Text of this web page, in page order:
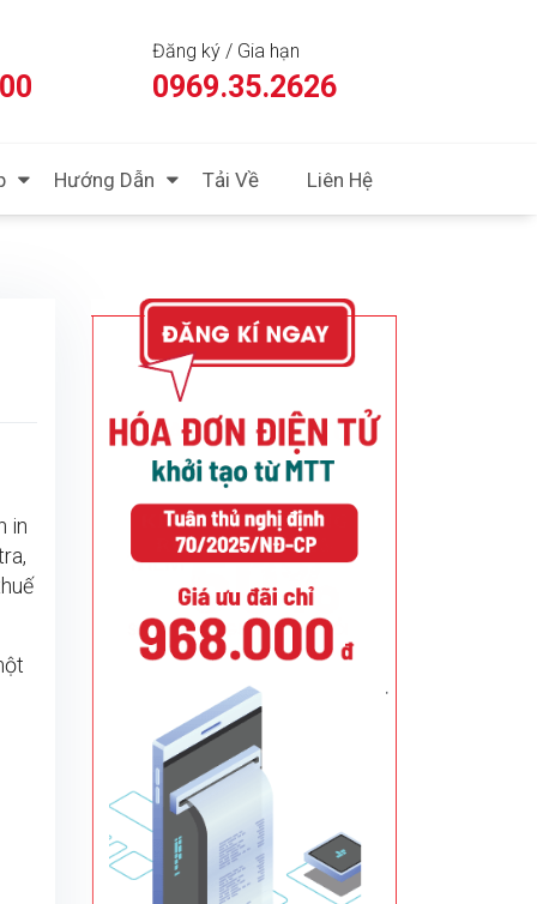
Đăng ký / Gia hạn
0969.35.2626
Hướng Dẫn Tải Về Liên Hệ
in